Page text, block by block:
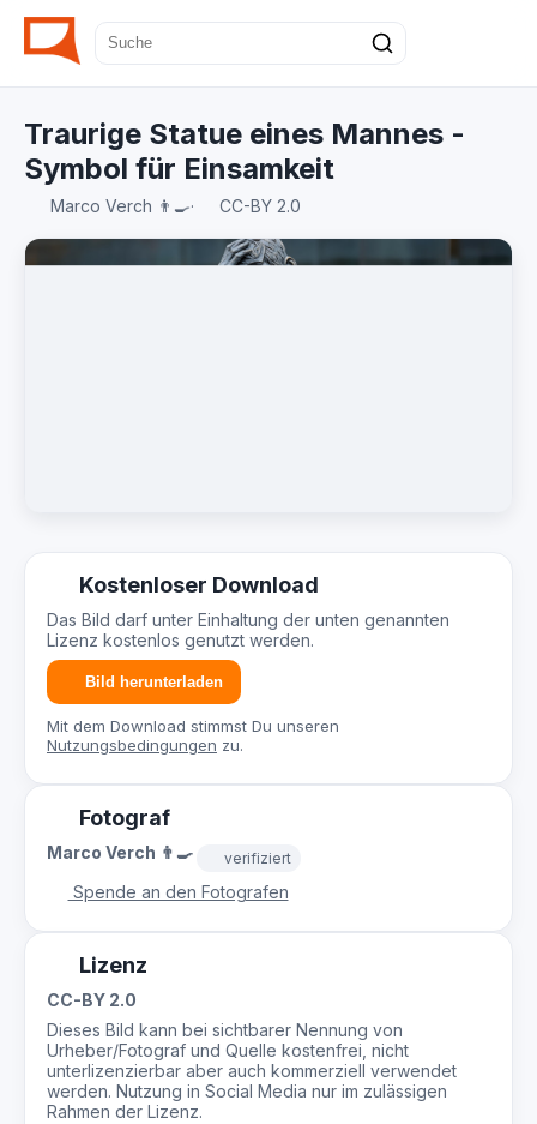
Traurige Statue eines Mannes -
Symbol für Einsamkeit
Marco Verch 👨‍🍳· CC-BY 2.0
Kostenloser Download
Das Bild darf unter Einhaltung der unten genannten
Lizenz kostenlos genutzt werden.
Bild herunterladen
Mit dem Download stimmst Du unseren
Nutzungsbedingungen zu.
Fotograf
Marco Verch 👨‍🍳 verifiziert
Spende an den Fotografen
Lizenz
CC-BY 2.0
Dieses Bild kann bei sichtbarer Nennung von
Urheber/Fotograf und Quelle kostenfrei, nicht
unterlizenzierbar aber auch kommerziell verwendet
werden. Nutzung in Social Media nur im zulässigen
Rahmen der Lizenz.